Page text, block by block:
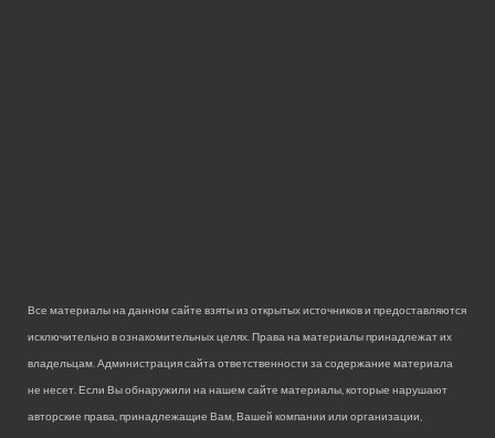
Все материалы на данном сайте взяты из открытых источников и предоставляются
исключительно в ознакомительных целях. Права на материалы принадлежат их
владельцам. Администрация сайта ответственности за содержание материала
не несет. Если Вы обнаружили на нашем сайте материалы, которые нарушают
авторские права, принадлежащие Вам, Вашей компании или организации,